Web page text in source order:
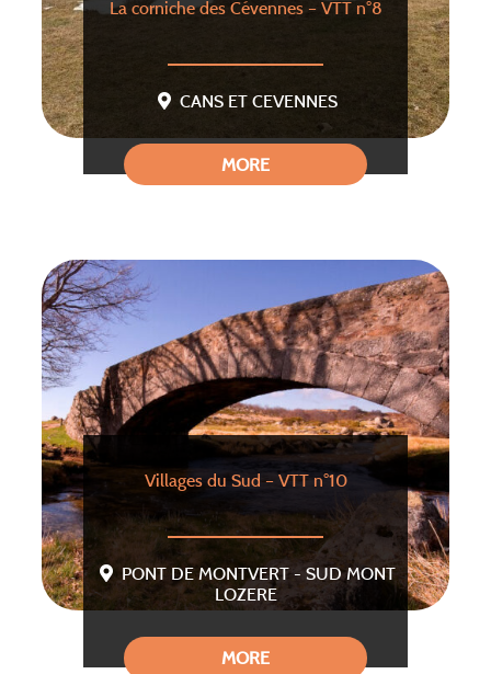
La corniche des Cévennes – VTT n°8
CANS ET CEVENNES
MORE
Villages du Sud – VTT n°10
PONT DE MONTVERT - SUD MONT
LOZERE
MORE